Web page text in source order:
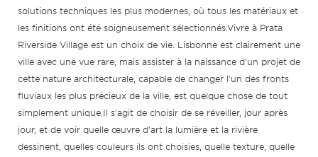
solutions techniques les plus modernes, où tous les matériaux et
les finitions ont été soigneusement sélectionnés.Vivre à Prata
Riverside Village est un choix de vie. Lisbonne est clairement une
ville avec une vue rare, mais assister à la naissance d'un projet de
cette nature architecturale, capable de changer l'un des fronts
fluviaux les plus précieux de la ville, est quelque chose de tout
simplement unique.Il s'agit de choisir de se réveiller, jour après
jour, et de voir quelle œuvre d'art la lumière et la rivière
dessinent, quelles couleurs ils ont choisies, quelle texture, quelle